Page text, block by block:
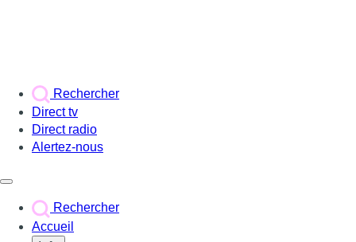
Rechercher
Direct tv
Direct radio
Alertez-nous
Rechercher
Accueil